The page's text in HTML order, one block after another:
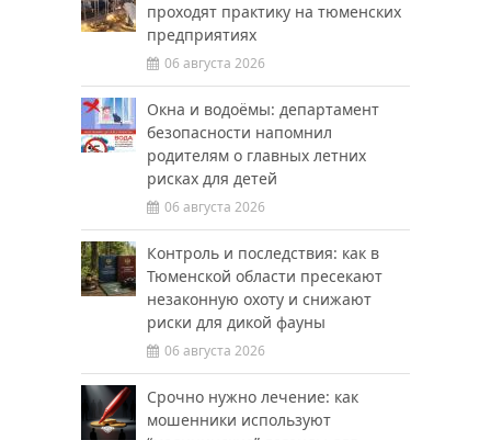
проходят практику на тюменских
предприятиях
06 августа 2026
Окна и водоёмы: департамент
безопасности напомнил
родителям о главных летних
рисках для детей
06 августа 2026
Контроль и последствия: как в
Тюменской области пресекают
незаконную охоту и снижают
риски для дикой фауны
06 августа 2026
Срочно нужно лечение: как
мошенники используют